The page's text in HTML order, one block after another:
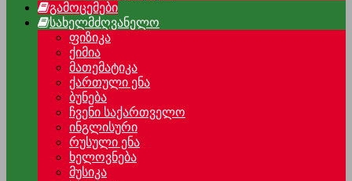
გამოცემები
სახელმძღვანელო
ფიზიკა
ქიმია
მათემატიკა
ქართული ენა
ბუნება
ჩვენი საქართველო
ინგლისური
რუსული ენა
ხელოვნება
მუსიკა